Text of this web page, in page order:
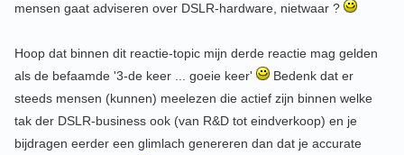
mensen gaat adviseren over DSLR-hardware, nietwaar ?
Hoop dat binnen dit reactie-topic mijn derde reactie mag gelden
als de befaamde '3-de keer ... goeie keer'
Bedenk dat er
steeds mensen (kunnen) meelezen die actief zijn binnen welke
tak der DSLR-business ook (van R&D tot eindverkoop) en je
bijdragen eerder een glimlach genereren dan dat je accurate